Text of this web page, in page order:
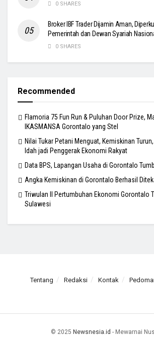
0 SHARES
Broker IBF Trader Dijamin Aman,
Pemerintah dan Dewan Syariah
0 SHARES
Recommended
Flamoria 75 Fun Run & Puluhan Door Prize,
IKASMANSA Gorontalo yang Stel
Nilai Tukar Petani Menguat, Kemiskinan
Idah jadi Penggerak Ekonomi Rakyat
Data BPS, Lapangan Usaha di Gorontalo
Angka Kemiskinan di Gorontalo Berhasil
Triwulan II Pertumbuhan Ekonomi Gorontalo
Sulawesi
Tentang Redaksi Kontak
© 2025 Newsnesia.id - Mewarnai